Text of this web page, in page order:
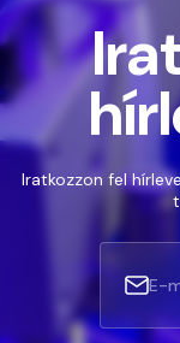
Iratkozzon fel